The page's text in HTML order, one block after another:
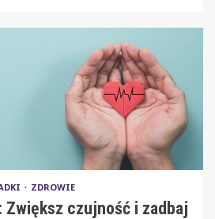
ZDROWIE
Zwiększ czujność i zadbaj